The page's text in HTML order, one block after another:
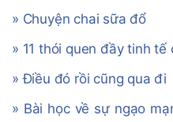
» Chuyện chai sữa đổ
» 11 thói quen đầy tinh tế
» Điều đó rồi cũng qua đi
» Bài học về sự ngạo